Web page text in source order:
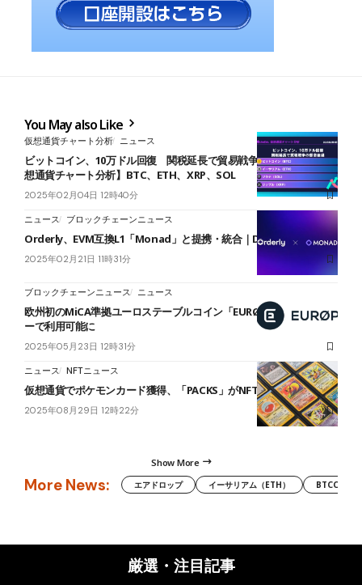
You May also Like
仮想通貨チャート分析 ニュース
ビットコイン、10万ドル回復 関税延長で貿易戦争の懸念後退【仮
想通貨チャート分析】BTC、ETH、XRP、SOL
2025年02月04日 12時40分
ニュース ブロックチェーンニュース
Orderly、EVM互換L1「Monad」と提携・統合｜DEX流動性拡大へ
2025年02月21日 11時31分
ブロックチェーンニュース ニュース
欧州初のMiCA準拠ユーロステーブルコイン「EURØP」、XRPレジャ
ーで利用可能に
2025年05月23日 12時31分
ニュース NFTニュース
仮想通貨でポケモンカード獲得、「PACKS」がNFTガチャを開始
2025年08月29日 12時22分
Show More
More News: エアドロップ イーサリアム（ETH） BTCC
厳選・注目記事